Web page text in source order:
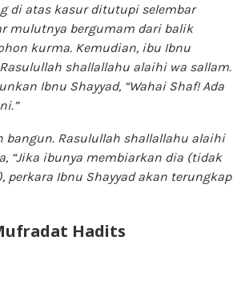
di atas kasur ditutupi selembar
mulutnya bergumam dari balik
kurma. Kemudian, ibu Ibnu
shallallahu alaihi wa sallam.
Ibnu Shayyad, “Wahai Shaf! Ada
bangun. Rasulullah shallallahu alaihi
“Jika ibunya membiarkan dia (tidak
perkara Ibnu Shayyad akan terungkap
Hadits